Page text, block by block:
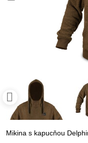
Mikina s kapucňou